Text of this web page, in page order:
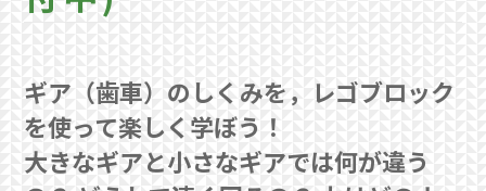
ギア（歯車）のしくみを，レゴブロック
を使って楽しく学ぼう！
大きなギアと小さなギアでは何が違う